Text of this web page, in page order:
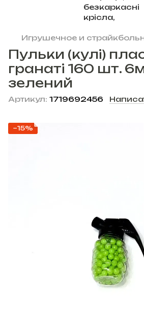
Игрушечное и
Пульки (кулі)
гранаті 160 шт.
зелений
Артикул: 1719692456
−15%